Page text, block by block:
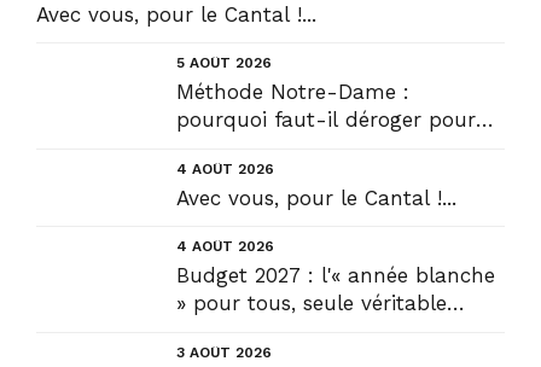
Avec vous, pour le Cantal !...
5 AOÛT 2026
Méthode Notre-Dame :
pourquoi faut-il déroger pour
4 AOÛT 2026
Avec vous, pour le Cantal !...
4 AOÛT 2026
Budget 2027 : l'« année blanche
» pour tous, seule véritable
3 AOÛT 2026